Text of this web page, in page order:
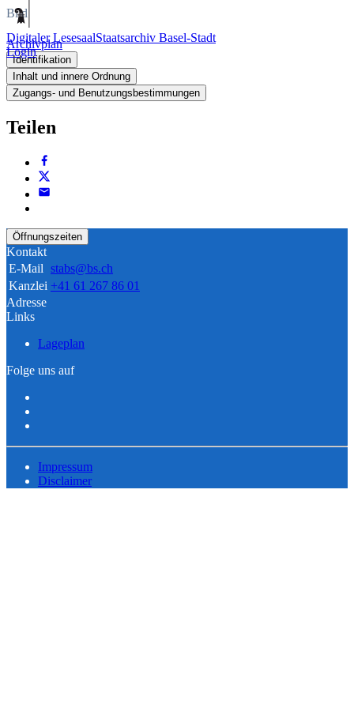
Digitaler LesesaalStaatsarchiv Basel-Stadt
Login
Bild
Archivplan
Identifikation
Inhalt und innere Ordnung
Zugangs- und Benutzungsbestimmungen
Teilen
Öffnungszeiten
Kontakt
E-Mail stabs@bs.ch
Kanzlei +41 61 267 86 01
Adresse
Links
Lageplan
Folge uns auf
Impressum
Disclaimer